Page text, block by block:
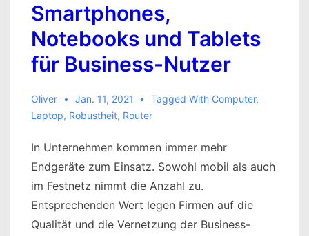
Smartphones,
Notebooks und Tablets
für Business-Nutzer
Oliver Jan. 11, 2021 Tagged With Computer,
Laptop, Robustheit, Router
In Unternehmen kommen immer mehr
Endgeräte zum Einsatz. Sowohl mobil als auch
im Festnetz nimmt die Anzahl zu.
Entsprechenden Wert legen Firmen auf die
Qualität und die Vernetzung der Business-